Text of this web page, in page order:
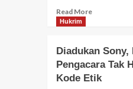
Read More
Hukrim
Diadukan Sony,
Pengacara Tak
Kode Etik